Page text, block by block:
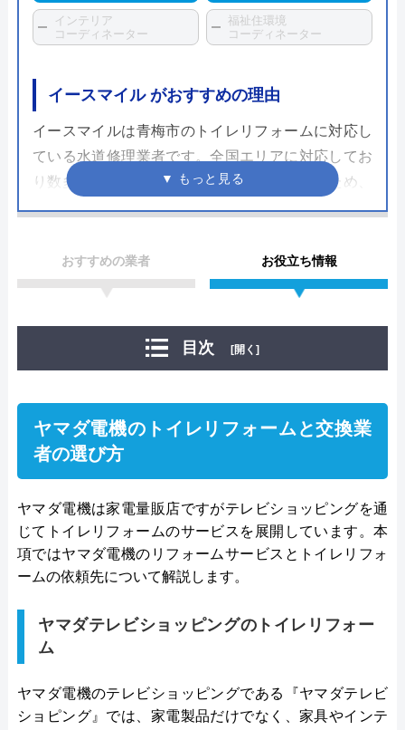
インテリア
コーディネーター
福祉住環境
コーディネーター
イースマイル がおすすめの理由
イースマイルは青梅市のトイレリフォームに対応し
ている水道修理業者です。全国エリアに対応してお
り数多くのトイレの修理や交換してきているため、
その実績だけでなく、さまざまな自治体の水道局か
め、技術面では非常に信頼できる業者です。
24時間365日で対応可能で見積もりや出張料も無料
料金詳細を見る
今すぐ電話で相談する
0120-091-026
受付時間： 24時間
イースマイル の基本情報
代表者 島村禮孝
おすすめの業者 お役立ち情報
目次 [開く]
ヤマダ電機のトイレリフォームと交換業
者の選び方
ヤマダ電機は家電量販店ですがテレビショッピングを通
じてトイレリフォームのサービスを展開しています。本
項ではヤマダ電機のリフォームサービスとトイレリフォ
ームの依頼先について解説します。
ヤマダテレビショッピングのトイレリフォー
ム
ヤマダ電機のテレビショッピングである『ヤマダテレビ
ショピング』では、家電製品だけでなく、家具やインテ